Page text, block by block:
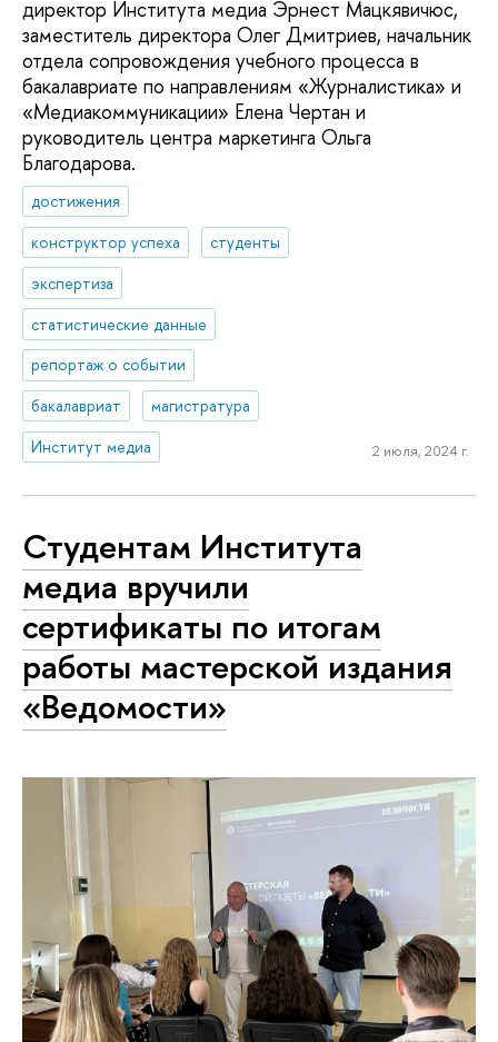
директор Института медиа Эрнест Мацкявичюс,
заместитель директора Олег Дмитриев, начальник
отдела сопровождения учебного процесса в
бакалавриате по направлениям «Журналистика» и
«Медиакоммуникации» Елена Чертан и
руководитель центра маркетинга Ольга
Благодарова.
достижения
конструктор успеха
студенты
экспертиза
статистические данные
репортаж о событии
бакалавриат
магистратура
Институт медиа
2 июля, 2024 г.
Студентам Института
медиа вручили
сертификаты по итогам
работы мастерской издания
«Ведомости»